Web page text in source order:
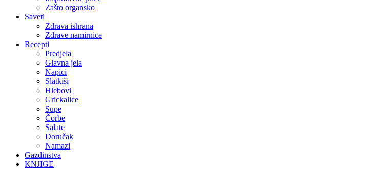
Zašto organsko
Saveti
Zdrava ishrana
Zdrave namirnice
Recepti
Predjela
Glavna jela
Napici
Slatkiši
Hlebovi
Grickalice
Supe
Čorbe
Salate
Doručak
Namazi
Gazdinstva
KNJIGE